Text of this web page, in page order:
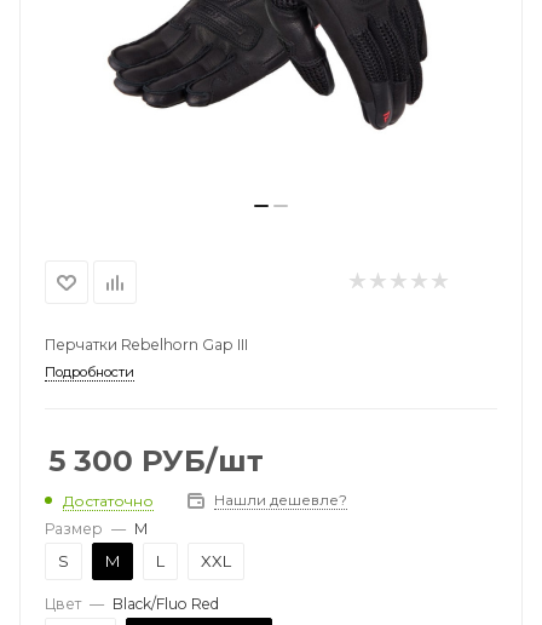
Перчатки Rebelhorn Gap III
Подробности
5 300 РУБ/шт
Достаточно
Нашли дешевле?
Размер — M
S M L XXL
Цвет — Black/Fluo Red